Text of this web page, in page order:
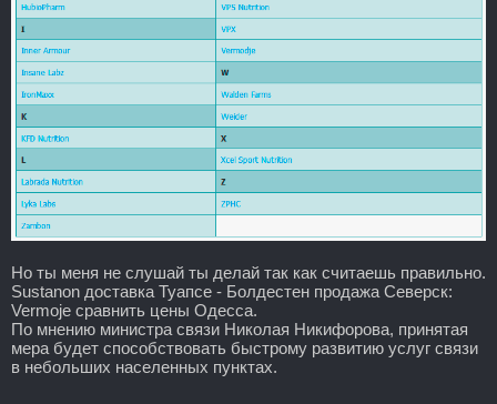
Но ты меня не слушай ты делай так как считаешь правильно.
Sustanon доставка Туапсе - Болдестен продажа Северск:
Vermoje сравнить цены Одесса.
По мнению министра связи Николая Никифорова, принятая
мера будет способствовать быстрому развитию услуг связи
в небольших населенных пунктах.